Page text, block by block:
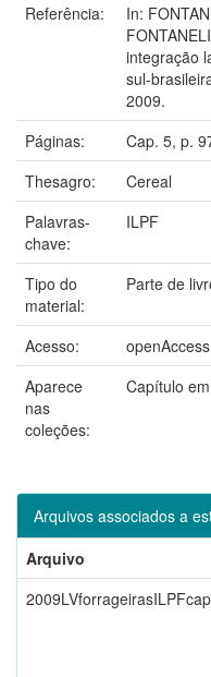
Referência:
In:
integração
sul-
2009.
Páginas:
Cap. 5, p.
Thesagro:
Cereal
Palavras-
chave:
ILPF
Tipo do
material:
Parte de
Acesso:
openAccess
Aparece
nas
coleções:
Capítulo
Arquivos associados a
Arquivo